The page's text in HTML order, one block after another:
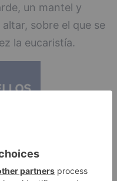
un mantel y
sobre el que se
la eucaristía.